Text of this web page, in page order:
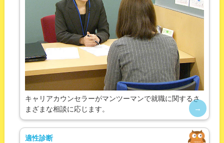
キャリアカウンセラーがマンツーマンで就職に関するさ
まざまな相談に応じます。
適性診断